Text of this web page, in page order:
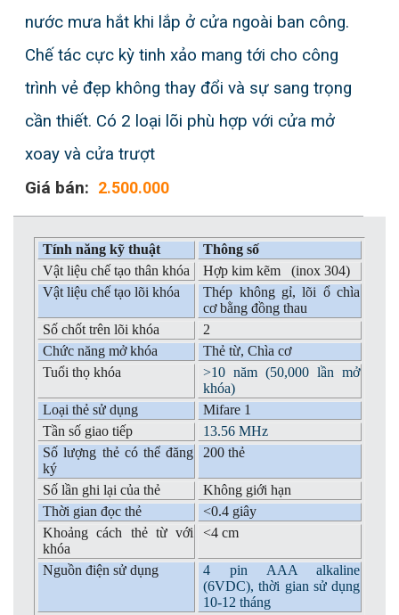
LIÊN HỆ
nước mưa hắt khi lắp ở cửa ngoài ban công.
Chế tác cực kỳ tinh xảo mang tới cho công
trình vẻ đẹp không thay đổi và sự sang trọng
cần thiết. Có 2 loại lõi phù hợp với cửa mở
xoay và cửa trượt
Giá bán: 2.500.000
Tính năng kỹ thuật
Thông số
Vật liệu chế tạo thân khóa
Hợp kim kẽm (inox 304)
Vật liệu chế tạo lõi khóa
Thép không gỉ, lõi ổ chìa
cơ bằng đồng thau
Số chốt trên lõi khóa
2
Chức năng mở khóa
Thẻ từ, Chìa cơ
Tuổi thọ khóa
>10 năm (50,000 lần mở
khóa)
Loại thẻ sử dụng
Mifare 1
Tần số giao tiếp
13.56 MHz
Số lượng thẻ có thể đăng
ký
200 thẻ
Số lần ghi lại của thẻ
Không giới hạn
Thời gian đọc thẻ
<0.4 giây
Khoảng cách thẻ từ với
khóa
<4 cm
Nguồn điện sử dụng
4 pin AAA alkaline
(6VDC), thời gian sử dụng
10-12 tháng